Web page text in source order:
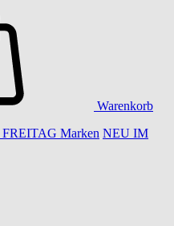
Warenkorb
FREITAG Marken NEU IM